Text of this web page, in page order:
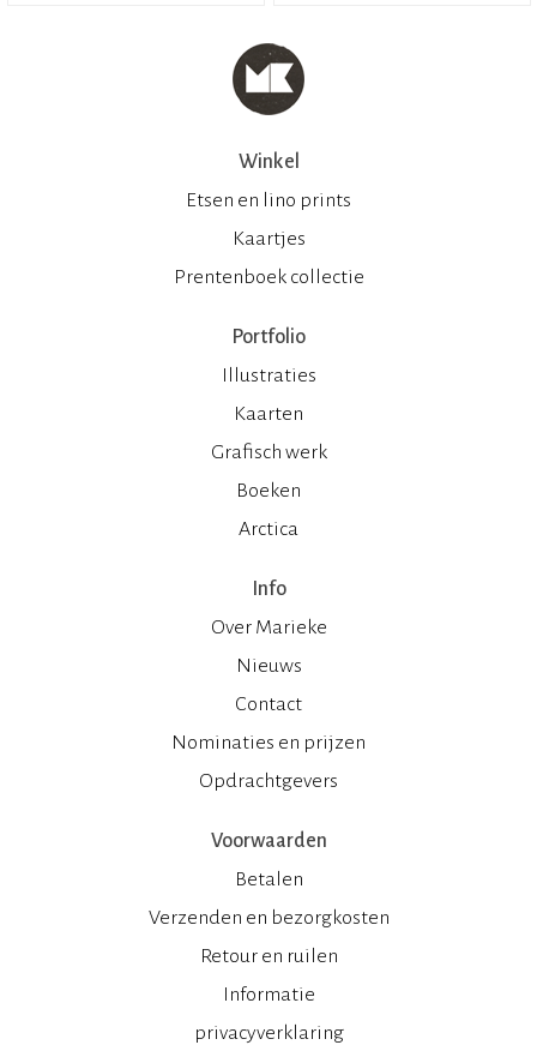
Winkel
Etsen en lino prints
Kaartjes
Prentenboek collectie
Portfolio
Illustraties
Kaarten
Grafisch werk
Boeken
Arctica
Info
Over Marieke
Nieuws
Contact
Nominaties en prijzen
Opdrachtgevers
Voorwaarden
Betalen
Verzenden en bezorgkosten
Retour en ruilen
Informatie
privacyverklaring